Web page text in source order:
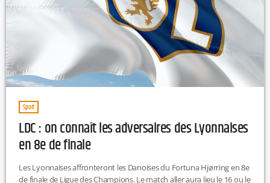
Sport
LDC : on connaît les adversaires des Lyonnaises
en 8e de finale
Les Lyonnaises affronteront les Danoises du Fortuna Hjørring en 8e
de finale de Ligue des Champions. Le match aller aura lieu le 16 ou le